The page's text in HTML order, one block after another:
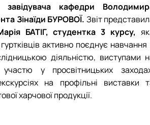
завідувача кафедри
Зінаїди БУРОВОЇ. Звіт
БАТІГ, студентка 3 курсу,
активно поєднує навчання
діяльністю, виступами
у просвітницьких
на профільні виставки
харчової продукції.